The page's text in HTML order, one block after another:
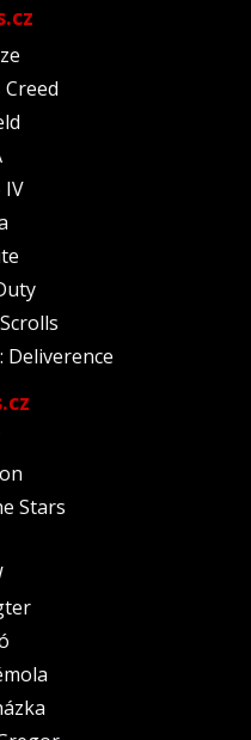
IV
Deliverence
Stars